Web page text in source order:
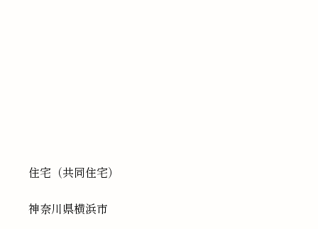
住宅（共同住宅）
神奈川県横浜市